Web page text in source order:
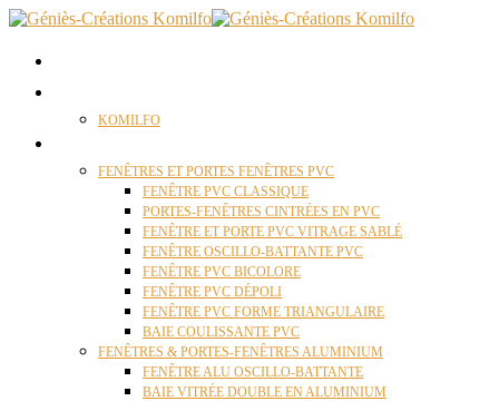
KOMILFO
FENÊTRES ET PORTES FENÊTRES PVC
FENÊTRE PVC CLASSIQUE
PORTES-FENÊTRES CINTRÉES EN PVC
FENÊTRE ET PORTE PVC VITRAGE SABLÉ
FENÊTRE OSCILLO-BATTANTE PVC
FENÊTRE PVC BICOLORE
FENÊTRE PVC DÉPOLI
FENÊTRE PVC FORME TRIANGULAIRE
BAIE COULISSANTE PVC
FENÊTRES & PORTES-FENÊTRES ALUMINIUM
FENÊTRE ALU OSCILLO-BATTANTE
BAIE VITRÉE DOUBLE EN ALUMINIUM